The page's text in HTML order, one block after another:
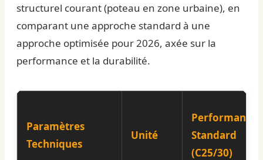
structurel courant (poteau en zone urbaine), en
comparant une approche standard à une
approche optimisée pour 2026, axée sur la
performance et la durabilité.
Paramètres
Techniques
Unité
Performance
Standard
(C25/30)